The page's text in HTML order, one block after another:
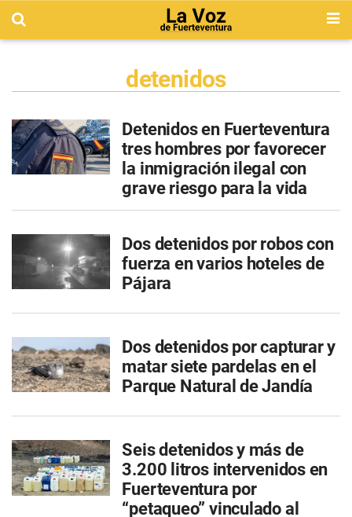
detenidos
Detenidos en Fuerteventura
tres hombres por favorecer
la inmigración ilegal con
grave riesgo para la vida
Dos detenidos por robos con
fuerza en varios hoteles de
Pájara
Dos detenidos por capturar y
matar siete pardelas en el
Parque Natural de Jandía
Seis detenidos y más de
3.200 litros intervenidos en
Fuerteventura por
“petaqueo” vinculado al